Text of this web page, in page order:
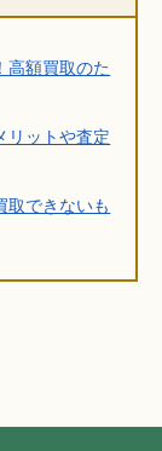
高額買取のた
リットや査定
取できないも